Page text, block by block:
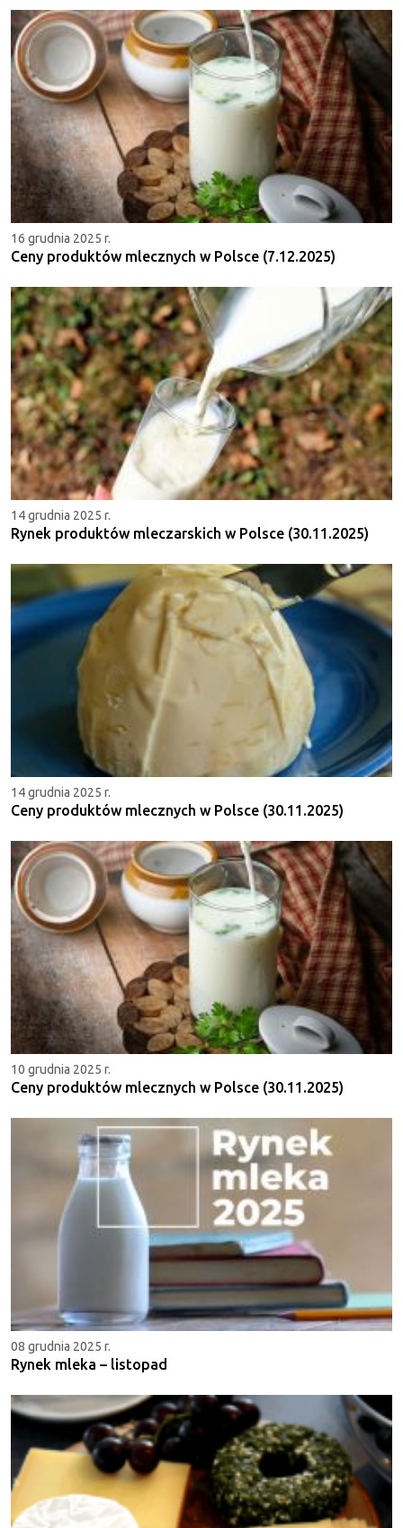
16 grudnia 2025 r.
Ceny produktów mlecznych w Polsce (7.12.2025)
14 grudnia 2025 r.
Rynek produktów mleczarskich w Polsce (30.11.2025)
14 grudnia 2025 r.
Ceny produktów mlecznych w Polsce (30.11.2025)
10 grudnia 2025 r.
Ceny produktów mlecznych w Polsce (30.11.2025)
08 grudnia 2025 r.
Rynek mleka – listopad